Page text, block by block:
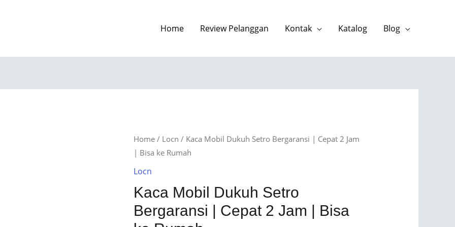
Home Review Pelanggan Kontak Katalog Blog
Home / Locn / Kaca Mobil Dukuh Setro Bergaransi | Cepat 2 Jam
| Bisa ke Rumah
Locn
Kaca Mobil Dukuh Setro
Bergaransi | Cepat 2 Jam | Bisa